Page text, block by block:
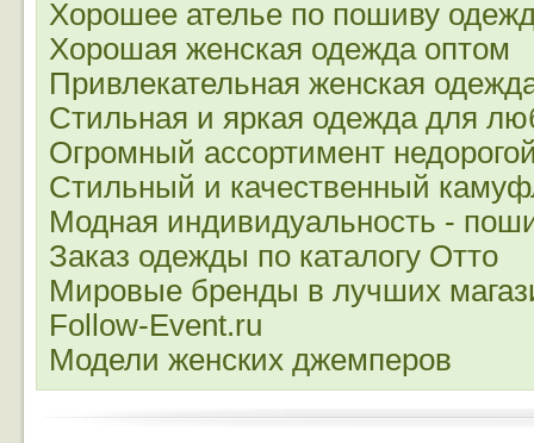
Хорошее ателье по пошиву
Хорошая женская одежда оптом
Привлекательная женская
Стильная и яркая одежда для
Огромный ассортимент
Стильный и качественный
Модная индивидуальность -
Заказ одежды по каталогу Отто
Мировые бренды в лучших
Follow-Event.ru
Модели женских джемперов